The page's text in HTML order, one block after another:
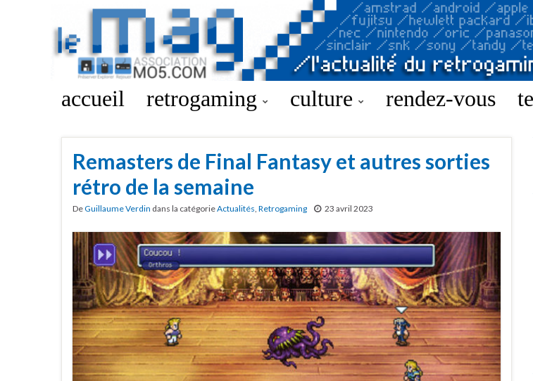
accueil retrogaming culture rendez-vous
Remasters de Final Fantasy et autres sorties
rétro de la semaine
DeGuillaume Verdin dans la catégorieActualités, Retrogaming 23 avril 2023